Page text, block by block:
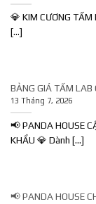
💎 KIM CƯƠNG TẤM
[...]
BẢNG GIÁ TẤM LAB
13 Tháng 7, 2026
📢 PANDA HOUSE
KHẨU 💎 Dành [...]
📢 PANDA HOUSE